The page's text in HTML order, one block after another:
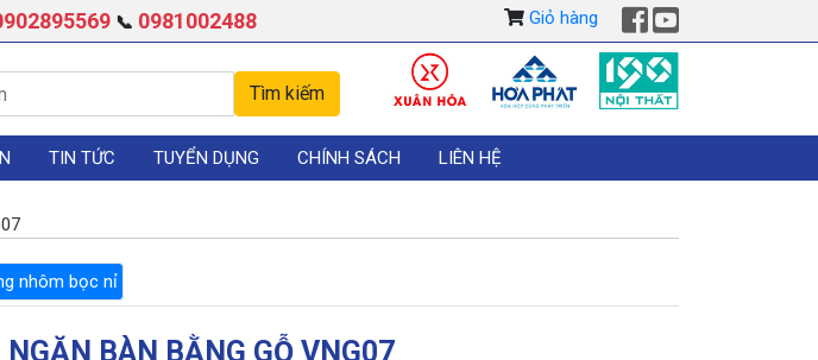
📞 0981002488 Giỏ hàng
TIN TỨC TUYỂN DỤNG CHÍNH SÁCH LIÊN HỆ
nhôm bọc nỉ
NGĂN BÀN BẰNG GỖ VNG07